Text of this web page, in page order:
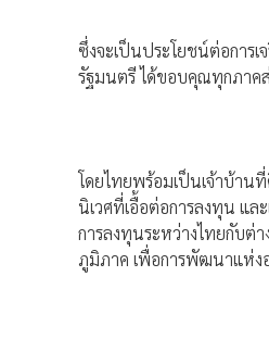
ซึ่งจะเป็นประโยชน์ต่อการ
รัฐมนตรี ได้ขอบคุณทุกภาค
โดยไทยพร้อมเป็นเจ้าบ้าน
นิเวศที่เอื้อต่อการลงทุน แ
การลงทุนระหว่างไทยกับต่
ภูมิภาค เพื่อการพัฒนาแห่ง